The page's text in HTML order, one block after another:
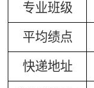
专业班级
平均绩点
快递地址